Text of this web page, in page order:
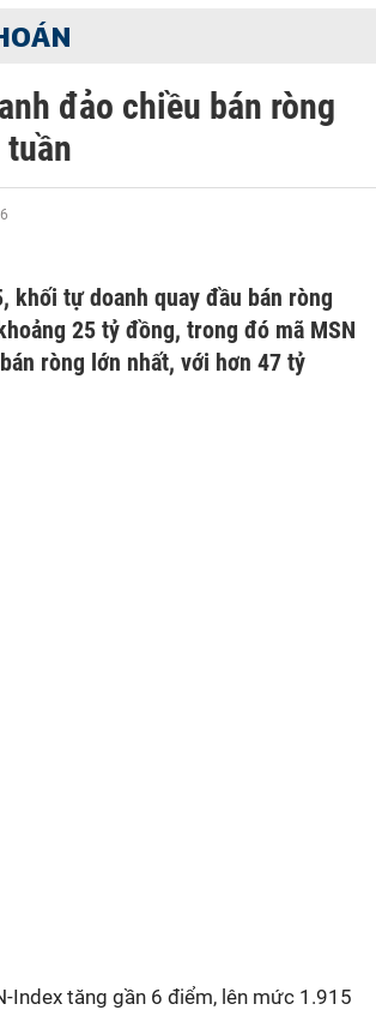
đảo chiều bán ròng
khối tự doanh quay đầu bán ròng
25 tỷ đồng, trong đó mã MSN
ròng lớn nhất, với hơn 47 tỷ
Index tăng gần 6 điểm, lên mức 1.915